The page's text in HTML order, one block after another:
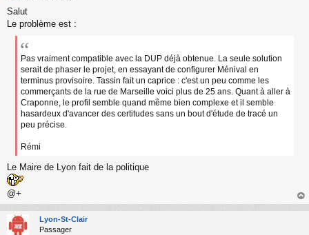
e
s
Salut
Le problème est :
Pas vraiment compatible avec la DUP déjà obtenue. La seule solution
serait de phaser le projet, en essayant de configurer Ménival en
terminus provisoire. Tassin fait un caprice : c'est un peu comme les
commerçants de la rue de Marseille voici plus de 25 ans. Quant à aller à
Craponne, le profil semble quand même bien complexe et il semble
hasardeux d'avancer des certitudes sans un bout d'étude de tracé un
peu précise.
Rémi
Le Maire de Lyon fait de la politique
@+
au
Lyon-St-Clair
Passager